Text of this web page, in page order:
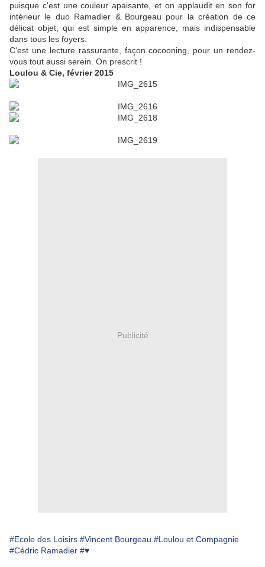
puisque c'est une couleur apaisante, et on applaudit en son for
intérieur le duo Ramadier & Bourgeau pour la création de ce
délicat objet, qui est simple en apparence, mais indispensable
dans tous les foyers.
C'est une lecture rassurante, façon cocooning, pour un rendez-
vous tout aussi serein. On prescrit !
Loulou & Cie, février 2015
Publicité
#Ecole des Loisirs #Vincent Bourgeau #Loulou et Compagnie
#Cédric Ramadier #♥